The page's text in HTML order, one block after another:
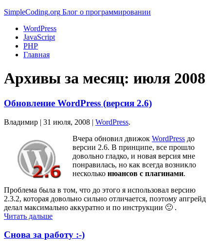
SimpleCoding.org Блог о программировании
WordPress
JavaScript
PHP
Главная
Архивы за месяц: июля 2008
Обновление WordPress (версия 2.6)
Владимир | 31 июля, 2008 | WordPress.
Вчера обновил движок WordPress до
версии 2.6. В принципе, все прошло
довольно гладко, и новая версия мне
понравилась, но как всегда возникло
несколько нюансов с плагинами.
Проблема была в том, что до этого я использовал версию
2.3.2, которая довольно сильно отличается, поэтому апгрейд
делал максимально аккуратно и по инструкции 🙂 .
Читать дальше
Снова за работу :-)